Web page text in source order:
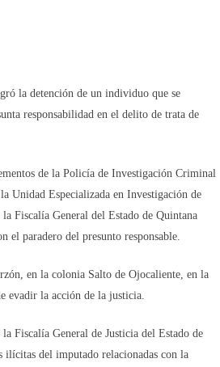
la detención de un individuo que se
responsabilidad en el delito de trata de
de la Policía de Investigación Criminal
Unidad Especializada en Investigación de
Fiscalía General del Estado de Quintana
el paradero del presunto responsable.
en la colonia Salto de Ojocaliente, en la
evadir la acción de la justicia.
Fiscalía General de Justicia del Estado de
ilícitas del imputado relacionadas con la